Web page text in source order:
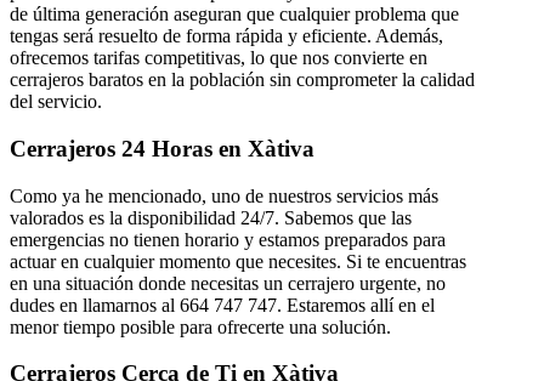
de última generación aseguran que cualquier problema que
tengas será resuelto de forma rápida y eficiente. Además,
ofrecemos tarifas competitivas, lo que nos convierte en
cerrajeros baratos en la población sin comprometer la calidad
del servicio.
Cerrajeros 24 Horas en Xàtiva
Como ya he mencionado, uno de nuestros servicios más
valorados es la disponibilidad 24/7. Sabemos que las
emergencias no tienen horario y estamos preparados para
actuar en cualquier momento que necesites. Si te encuentras
en una situación donde necesitas un cerrajero urgente, no
dudes en llamarnos al 664 747 747. Estaremos allí en el
menor tiempo posible para ofrecerte una solución.
Cerrajeros Cerca de Ti en Xàtiva